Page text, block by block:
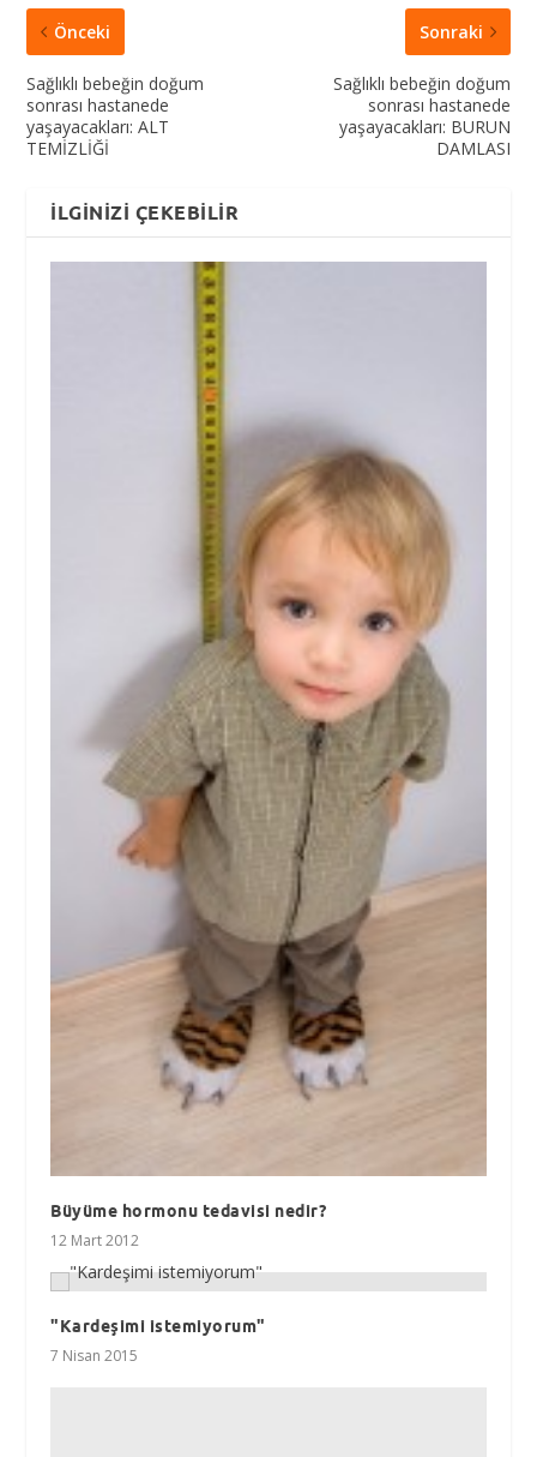
Önceki
Sağlıklı bebeğin doğum
sonrası hastanede
yaşayacakları: ALT
TEMİZLİĞİ
Sonraki
Sağlıklı bebeğin doğum
sonrası hastanede
yaşayacakları: BURUN
DAMLASI
İLGINIZI ÇEKEBILIR
Büyüme hormonu tedavisi nedir?
12 Mart 2012
"Kardeşimi istemiyorum"
7 Nisan 2015